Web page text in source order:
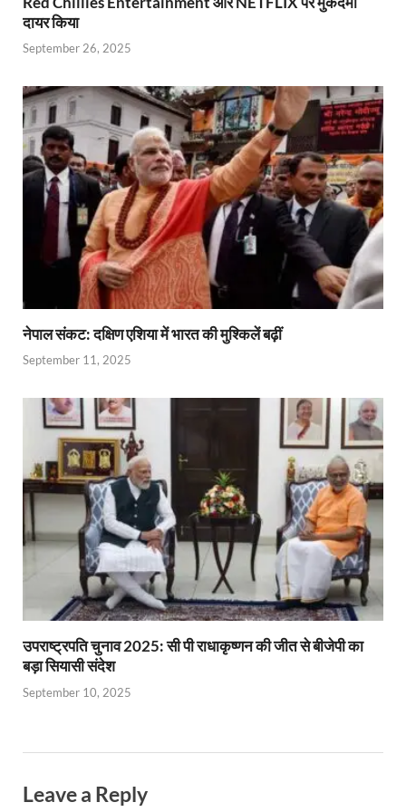
दायर किया
September 26, 2025
नेपाल संकट: दक्षिण एशिया में भारत की मुश्किलें बढ़ीं
September 11, 2025
उपराष्ट्रपति चुनाव 2025: सी पी राधाकृष्णन की जीत से बीजेपी का
बड़ा सियासी संदेश
September 10, 2025
Leave a Reply